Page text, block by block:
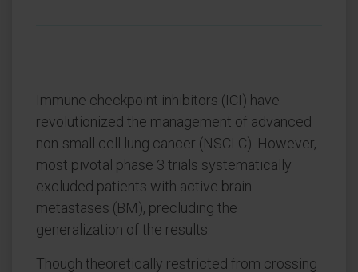
Immune checkpoint inhibitors (ICI) have
revolutionized the management of advanced
non-small cell lung cancer (NSCLC). However,
most pivotal phase 3 trials systematically
excluded patients with active brain
metastases (BM), precluding the
generalization of the results.
Though theoretically restricted from crossing